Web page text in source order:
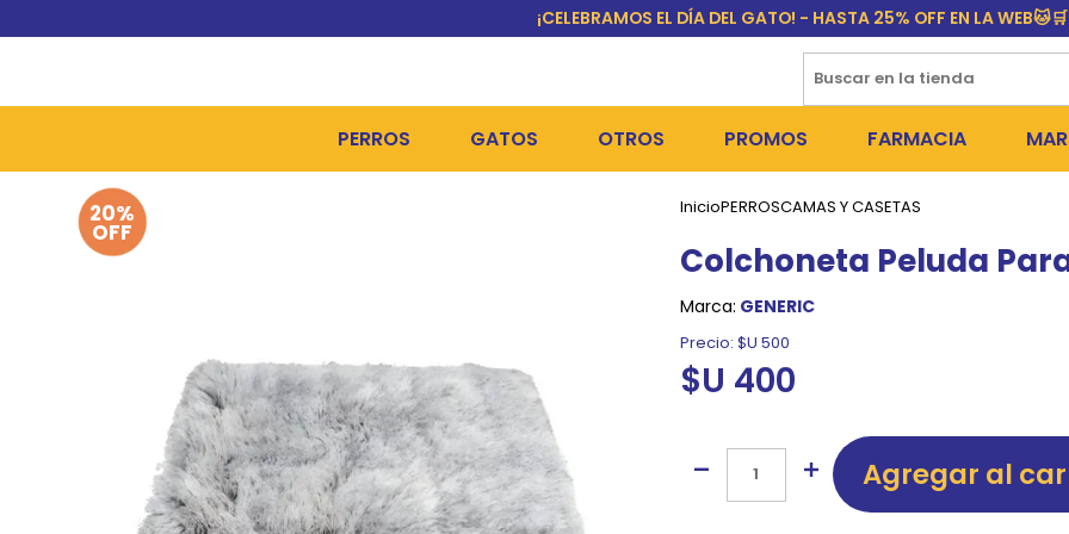
¡CELEBRAMOS EL DÍA DEL GATO! - HASTA 25% OFF EN LA WEB🐱🛒
PERROS
CAMAS Y CASETAS
BOLSOS Y TRANSPORTADORAS
BOLSAS PARA MATERIA
COLLARES, ARNESES Y CORREAS
GATOS
ALIMENTOS HÚMEDOS Y SNACKS
HIGIENE Y BAÑOS
COMEDEROS Y BEBEDEROS
JUGUETES Y RASCADORES
COLLARES Y ACCESORIOS
OTROS PROMOS
PERROS
OUTLET
FARMACIA
PULGUICIDAS Y
20%
OFF
InicioPERROSCAMAS Y CASETAS
Colchoneta Peluda
Marca: GENERIC
Precio: $U 500
$U 400
Agregar al